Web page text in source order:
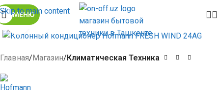
Skip to main content
МЕНЮ
Click to enlarge
Главная Магазин Климатическая Техника